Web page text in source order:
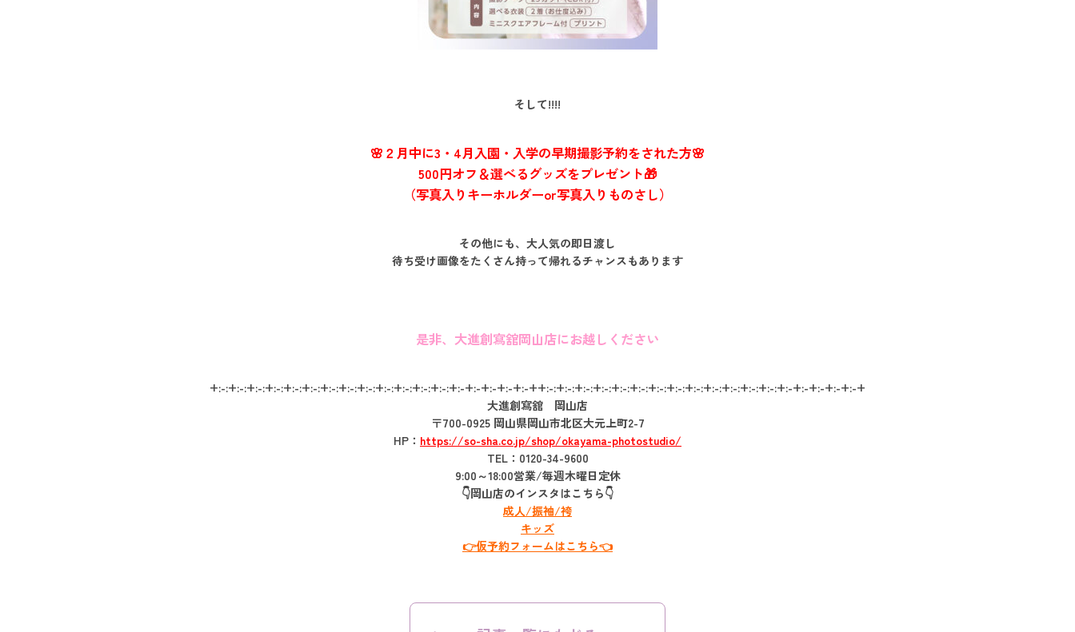
そして!!!!
🌸 ２月中に3・4月入園・入学の早期撮影予約をされた方🌸
500円オフ＆選べるグッズをプレゼント🎁
（写真入りキーホルダーor写真入りものさし）
その他にも、大人気の即日渡し
待ち受け画像をたくさん持って帰れるチャンスもあります
是非、大進創寫舘岡山店にお越しください
+:-:+:-:+:-:+:-:+:-:+:-:+:-:+:-:+:-:+:-:+:-:+:-:+:-:+:-+:-+:-+:-+:-++:-:+:-:+:-:+:-:+:-:+:-:+:-:+:-:+:-:+:-:+:-:+:-:+:-:+:-+:-+:-+:-+:-+
大進創寫舘 岡山店
〒700-0925 岡山県岡山市北区大元上町2-7
HP： https://so-sha.co.jp/shop/okayama-photostudio/
TEL：0120-34-9600
9:00～18:00営業/毎週木曜日定休
👇岡山店のインスタはこちら👇
成人/振袖/袴
キッズ
👉仮予約フォームはこちら👈